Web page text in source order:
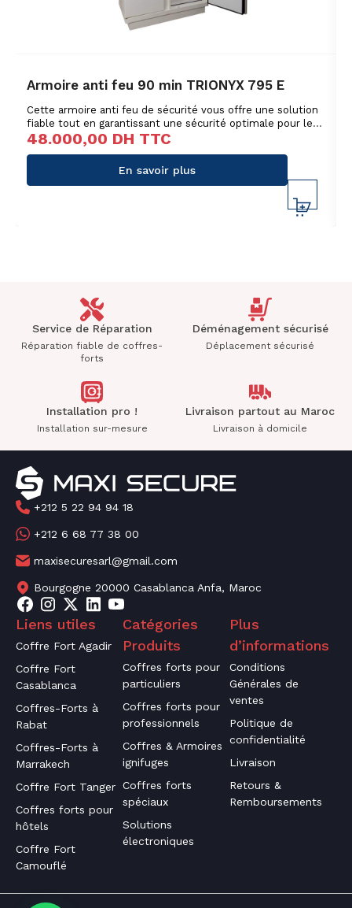
Armoire anti feu 90 min TRIONYX 795 E
Cette armoire anti feu de sécurité vous offre une solution
fiable tout en garantissant une sécurité optimale pour le
stockage de vos produits inflammables.
48.000,00 DH TTC
En savoir plus
Service de Réparation
Réparation fiable de coffres-
forts
Déménagement sécurisé
Déplacement sécurisé
Installation pro !
Installation sur-mesure
Livraison partout au Maroc
Livraison à domicile
+212 5 22 94 94 18
+212 6 68 77 38 00
maxisecuresarl@gmail.com
Bourgogne 20000 Casablanca Anfa, Maroc
Liens utiles
Coffre Fort Agadir
Coffre Fort
Casablanca
Coffres-Forts à
Rabat
Coffres-Forts à
Marrakech
Coffre Fort Tanger
Coffres forts pour
hôtels
Coffre Fort
Camouflé
Catégories
Produits
Coffres forts pour
particuliers
Coffres forts pour
professionnels
Coffres & Armoires
ignifuges
Coffres forts
spéciaux
Solutions
électroniques
Plus
d’informations
Conditions
Générales de
ventes
Politique de
confidentialité
Livraison
Retours &
Remboursements